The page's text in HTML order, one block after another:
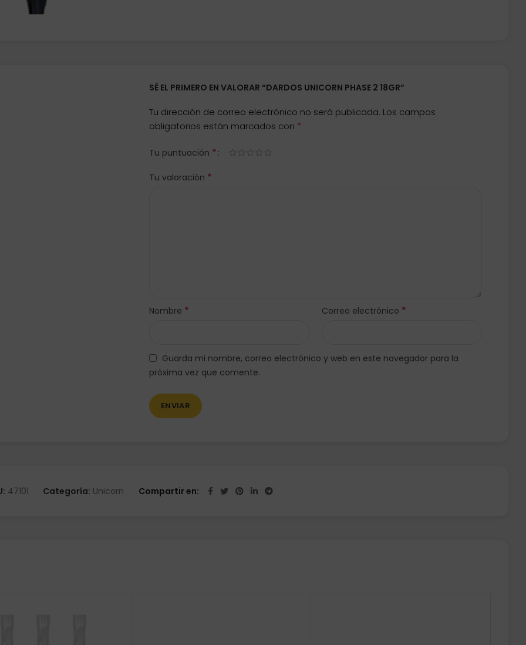
SÉ EL PRIMERO EN VALORAR “DARDOS UNICORN PHASE 2 18GR”
Tu dirección de correo electrónico no será publicada. Los campos
obligatorios están marcados con *
Tu puntuación *
Tu valoración *
Nombre * Correo electrónico *
Guarda mi nombre, correo electrónico y web en este navegador para la
próxima vez que comente.
47101 Categoría: Unicorn Compartir en